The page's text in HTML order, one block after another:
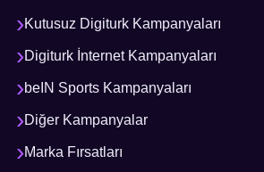
Kutusuz Digiturk Kampanyaları
Digiturk İnternet Kampanyaları
beIN Sports Kampanyaları
Diğer Kampanyalar
Marka Fırsatları